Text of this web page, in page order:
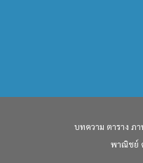
บทความ ตาราง ภ
พาณิชย์